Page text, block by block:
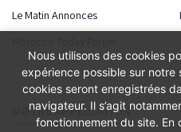
Le Matin Annonces
NOTRE APPLICATION
Nous utilisons des cookies
expérience possible sur notre
cookies seront enregistrées
navigateur. Il s’agit
fonctionnement du site.